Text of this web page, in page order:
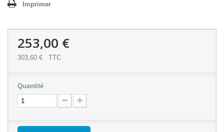
Imprimer
253,00 €
303,60 € TTC
Quantité